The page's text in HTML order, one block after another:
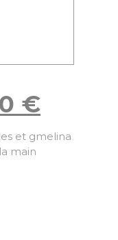
€
et gmelina
main